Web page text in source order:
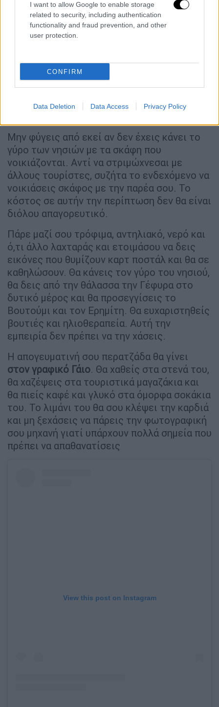
I want to allow Google to enable storage
related to security, including authentication
functionality and fraud prevention, and other
user protection.
CONFIRM
Data Deletion Data Access Privacy Policy
Η ομορφιά των δυο αυτών νησιών είναι
απαράμιλλη, ωστόσο παραμένει για τους
περισσότερους ανεξερεύνητη καθώς τα δυο
που δεν τα αλλάζει με τίποτα. Και ίσως οι
φανατικοί να εύχονται το «μυστικό» τους να
Μην φύγεις από εκεί αν δεν έχεις κάνει το
γύρο των νησιών με τα σκάφη που
νοικιάζονται. Αντί να στριμώχνεσαι με
άλλους τουρίστες, συζήτα το ενδεχόμενο να
νοικιάσεις σκάφος με την παρέα σου. Το
κόστος σε αυτήν την περίπτωση δεν θα είναι
διόλου απαγορευτικό.
Πάρε μαζί σου τρόφιμα, αντηλιακό, νερό και
ό,τι άλλο λαχταράς και ετοιμάσου να δεις
εικόνες που θυμίζουν καρτ ποστάλ και θα σε
καθηλώσουν. Θα κάνεις τον γύρο του νησιού,
θα δεις από την θάλασσα την Γέφυρα στο
δυτικό μέρος και θα προσεγγίσεις το
Βουτούμι και τον Ερημίτη. Θα ευχαριστηθείς
βουτιές και ηλιοθεραπεία. Αυτή την
εμπειρία δεν πρέπει να την χάσεις.
Η απογευματινή σου περατζάδα θα γίνει
στον γραφικό Γάιο. Θα χαθείς στα στενά του,
θα χαζέψεις στα τουριστικά μαγαζάκια και
θα πιείς καφέ και γλυκό στα όμορφα σοκάκια
του. Το λιμάνι του θα σου κλέψει την καρδιά
και μη ξεχάσεις να πάρεις την φωτογραφική
σου μηχανή γιατί υπάρχουν πολλά σημεία που
πρέπει να απαθανατίσεις
View this post on Instagram